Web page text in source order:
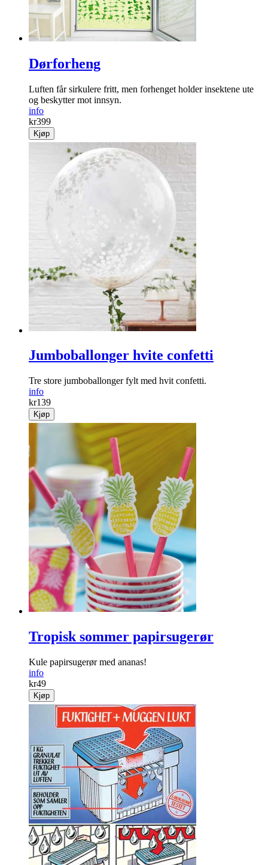
Dørforheng
Luften får sirkulere fritt, men forhenget holder ­insektene ute
og beskytter mot innsyn.
info
kr399
Kjøp
Jumboballonger hvite confetti
Tre store jumboballonger fylt med hvit confetti.
info
kr139
Kjøp
Tropisk sommer papirsugerør
Kule papirsugerør med ananas!
info
kr49
Kjøp